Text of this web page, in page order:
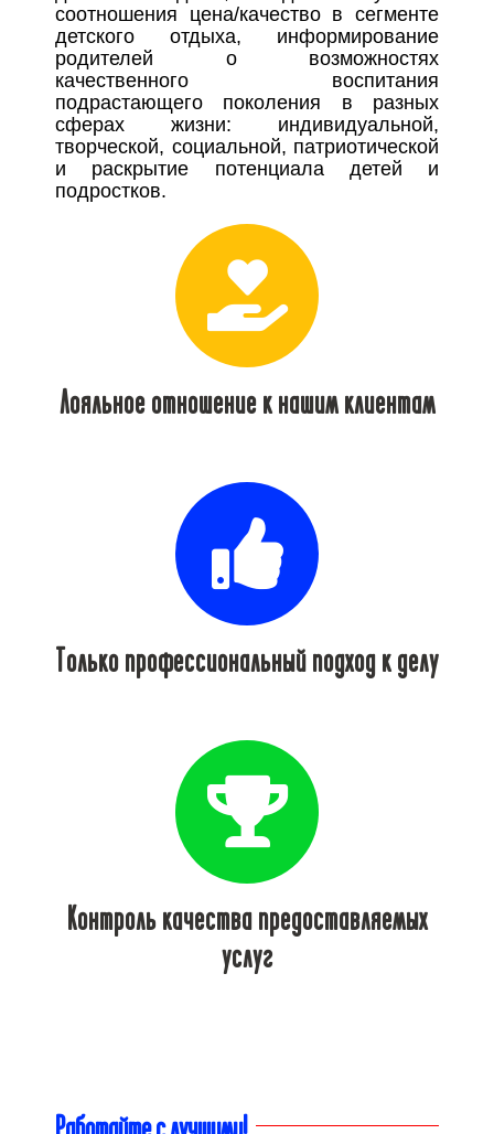
соотношения цена/качество в сегменте
детского отдыха, информирование
родителей о возможностях
качественного воспитания
подрастающего поколения в разных
сферах жизни: индивидуальной,
творческой, социальной, патриотической
и раскрытие потенциала детей и
подростков.
Лояльное отношение к нашим клиентам
Только профессиональный подход к делу
Контроль качества предоставляемых
услуг